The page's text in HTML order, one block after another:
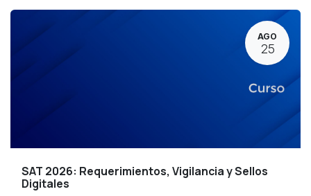
AGO
25
SAT 2026: Requerimientos, Vigilancia y Sellos
Digitales